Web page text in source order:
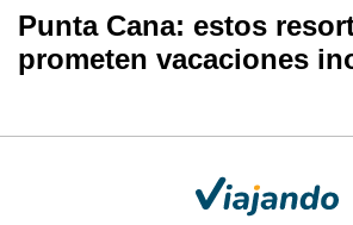
Punta Cana: estos
prometen vacaciones